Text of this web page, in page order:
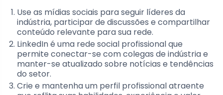
Use as mídias sociais para seguir líderes da
indústria, participar de discussões e compartilhar
conteúdo relevante para sua rede.
LinkedIn é uma rede social profissional que
permite conectar-se com colegas de indústria e
manter-se atualizado sobre notícias e tendências
do setor.
Crie e mantenha um perfil profissional atraente